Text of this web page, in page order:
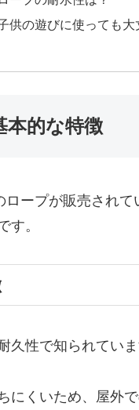
供の遊びに使っても大
本的な特徴
ープが販売され
す。
久性で知られていま
にくいため、屋外